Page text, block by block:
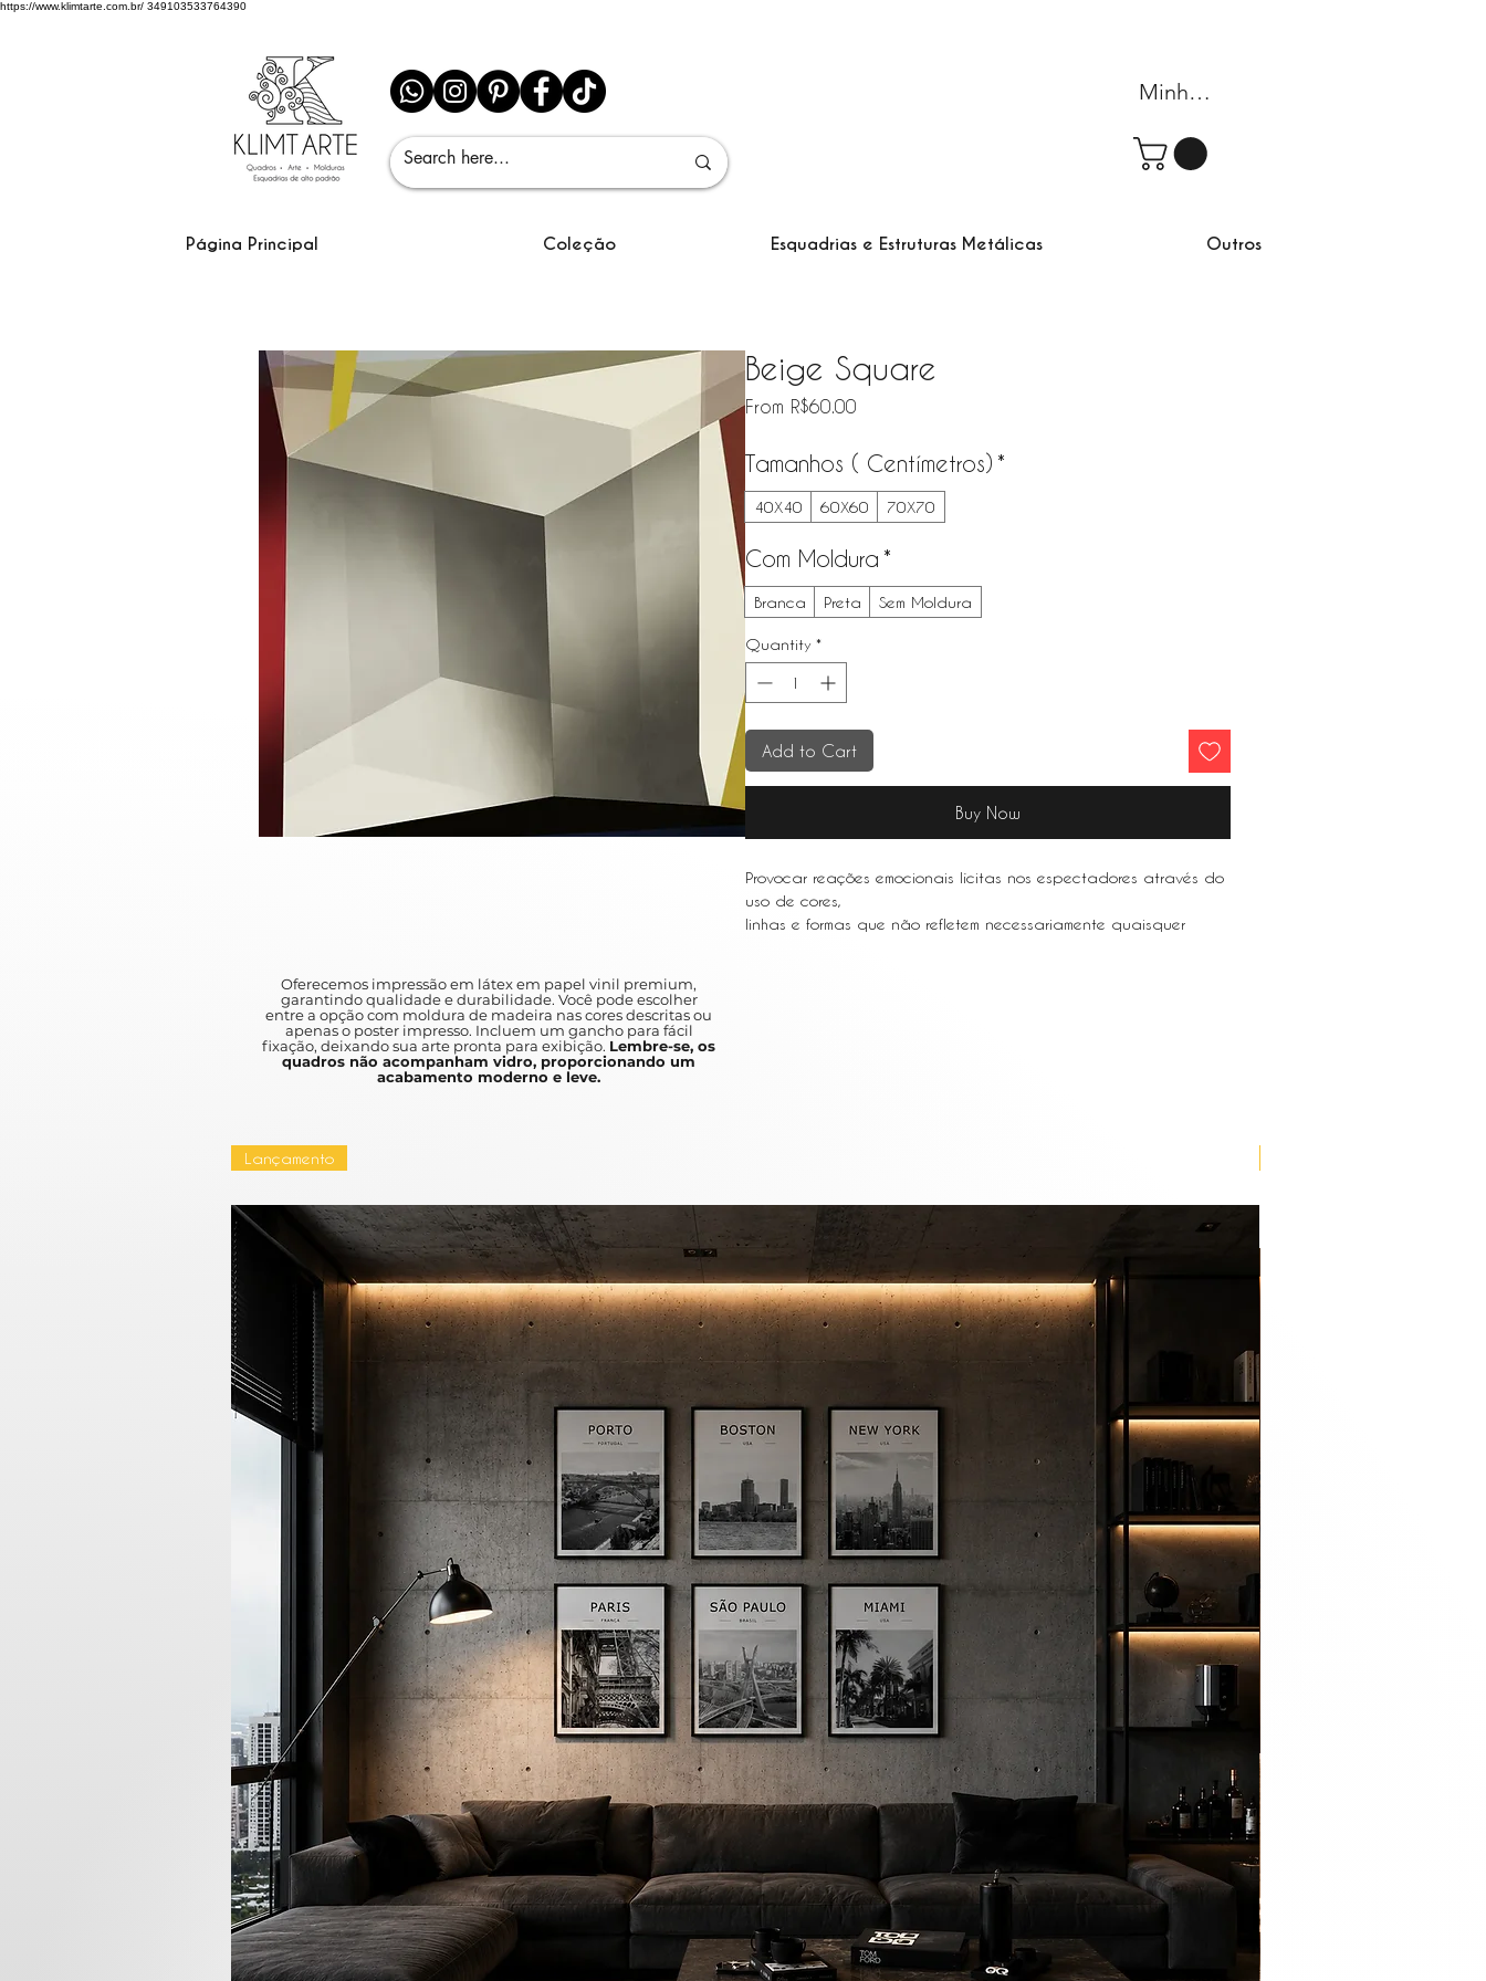
https://www.klimtarte.com.br/ 349103533764390
Minha conta
Página Principal Coleção Esquadrias e Estruturas Metálicas Outros
Beige Square
From R$60.00Sale Price
Tamanhos ( Centímetros) *
40X40 60X60 70X70
Com Moldura *
Branca Preta Sem Moldura
Quantity *
Add to Cart
Buy Now
Provocar reações emocionais lícitas nos espectadores através do
uso de cores,
linhas e formas que não refletem necessariamente quaisquer
Oferecemos impressão em látex em papel vinil premium,
garantindo qualidade e durabilidade. Você pode escolher
entre a opção com moldura de madeira nas cores descritas ou
apenas o poster impresso. Incluem um gancho para fácil
fixação, deixando sua arte pronta para exibição. Lembre-se, os
quadros não acompanham vidro, proporcionando um
acabamento moderno e leve.
Lançamento